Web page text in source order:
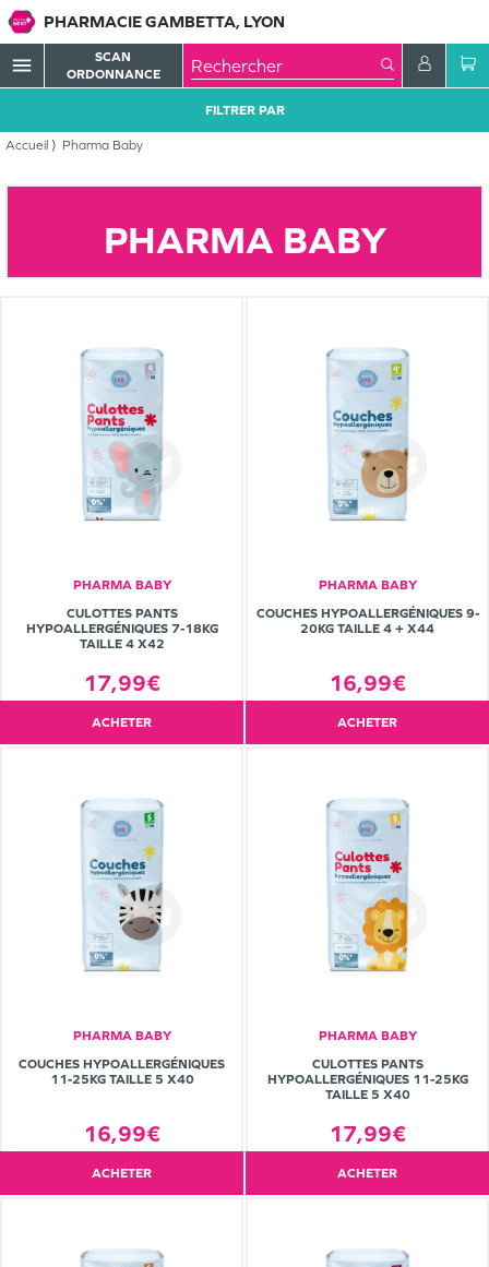
PHARMACIE GAMBETTA, LYON
menu
SCAN
ORDONNANCE
Accueil Pharma Baby
FILTRER PAR
PHARMA BABY
PHARMA BABY
CULOTTES PANTS
HYPOALLERGÉNIQUES 7-18KG
TAILLE 4 X42
17,99€
ACHETER
PHARMA BABY
COUCHES HYPOALLERGÉNIQUES 9-
20KG TAILLE 4 + X44
16,99€
ACHETER
PHARMA BABY
COUCHES HYPOALLERGÉNIQUES
11-25KG TAILLE 5 X40
16,99€
ACHETER
PHARMA BABY
CULOTTES PANTS
HYPOALLERGÉNIQUES 11-25KG
TAILLE 5 X40
17,99€
ACHETER